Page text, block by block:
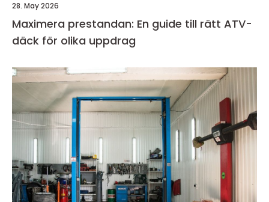
28. May 2026
Maximera prestandan: En guide till rätt ATV-
däck för olika uppdrag